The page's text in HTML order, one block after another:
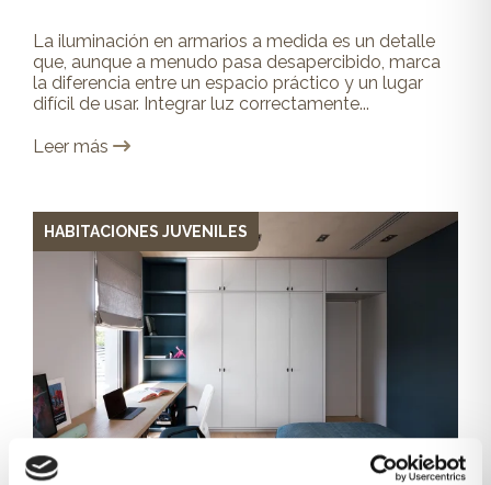
La iluminación en armarios a medida es un detalle
que, aunque a menudo pasa desapercibido, marca
la diferencia entre un espacio práctico y un lugar
difícil de usar. Integrar luz correctamente...
Leer más
HABITACIONES JUVENILES